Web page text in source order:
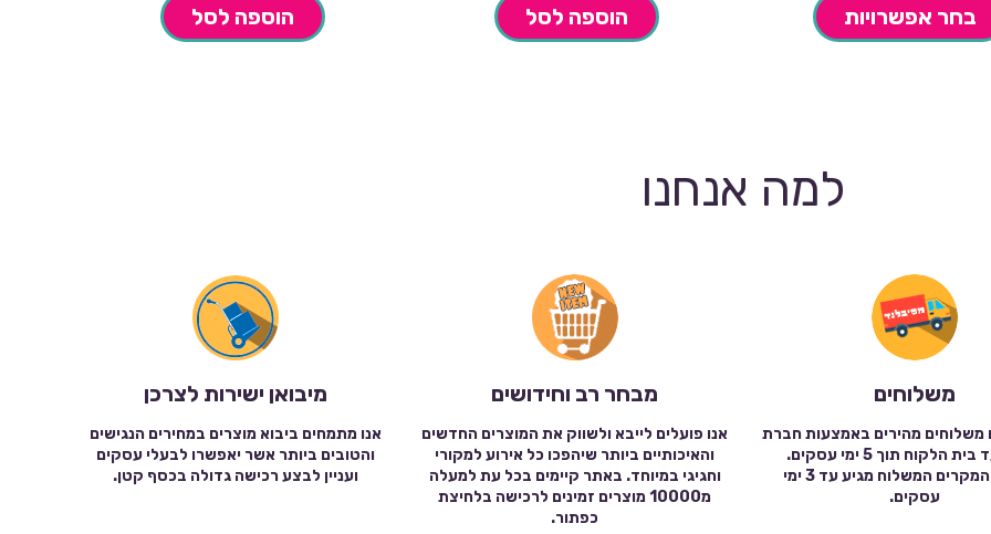
בחר אפשרויות הוספה לסל הוספה לסל
למה אנחנו
משלוחים
משלוחים מהירים באמצעות חברת
שילוח עד בית הלקוח תוך 5 ימי עסקים.
במרבית המקרים המשלוח מגיע עד 3 ימי
עסקים.
מבחר רב וחידושים
אנו פועלים לייבא ולשווק את המוצרים החדשים
והאיכותיים ביותר שיהפכו כל אירוע למקורי
וחגיגי במיוחד. באתר קיימים בכל עת למעלה
מ10000 מוצרים זמינים לרכישה בלחיצת
כפתור.
מיבואן ישירות לצרכן
אנו מתמחים ביבוא מוצרים במחירים הנגישים
והטובים ביותר אשר יאפשרו לבעלי עסקים
ועניין לבצע רכישה גדולה בכסף קטן.